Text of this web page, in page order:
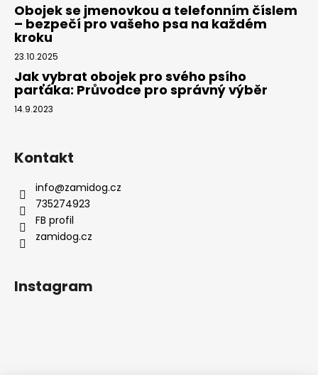
Obojek se jmenovkou a telefonním číslem
– bezpečí pro vašeho psa na každém
kroku
23.10.2025
Jak vybrat obojek pro svého psího
parťáka: Průvodce pro správný výběr
14.9.2023
Kontakt
info@zamidog.cz
735274923
FB profil
zamidog.cz
Instagram